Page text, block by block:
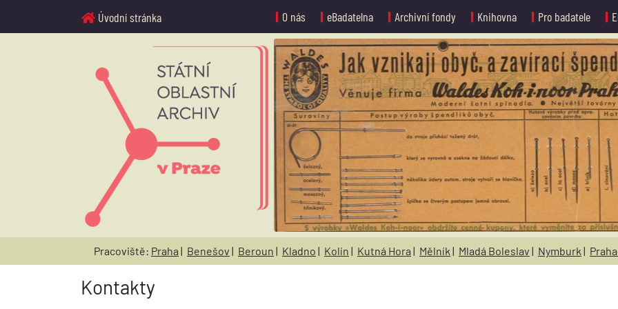
Úvodní stránka O nás eBadatelna Archivní fondy Knihovna Pro badatele
Pracoviště: Praha | Benešov | Beroun | Kladno | Kolín | Kutná Hora | Mělník | Mladá Boleslav | Nymburk |
Kontakty